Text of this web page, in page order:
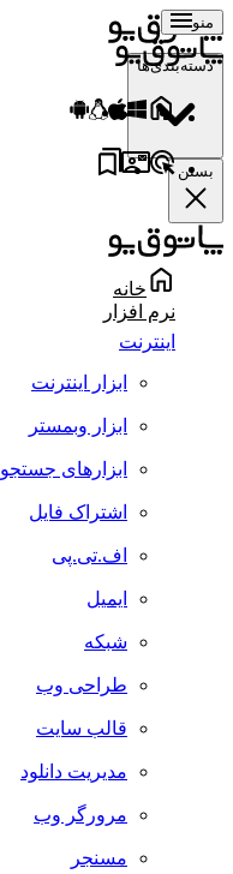
منو
دسته‌بندی‌ها
بستن
خانه
نرم افزار
اینترنت
ابزار اینترنت
ابزار وبمستر
ابزارهای جستجو
اشتراک فایل
اف.تی.پی
ایمیل
شبکه
طراحی وب
قالب سایت
مدیریت دانلود
مرورگر وب
مسنجر